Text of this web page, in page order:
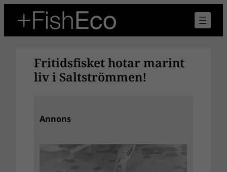
innehåll
Fritidsfisket hotar marint
liv i Saltströmmen!
Annons